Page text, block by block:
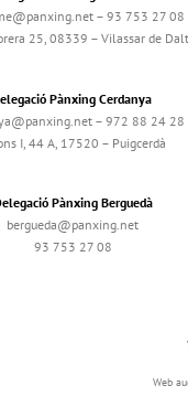
– 93 753 27 08
25, 08339 – Vilassar de Dalt
Pànxing Cerdanya
– 972 88 24 28
I, 44 A, 17520 – Puigcerdà
Pànxing Berguedà
bergueda@panxing.net
93 753 27 08
Web